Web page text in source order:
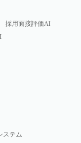
採用面接評価AI
ステム